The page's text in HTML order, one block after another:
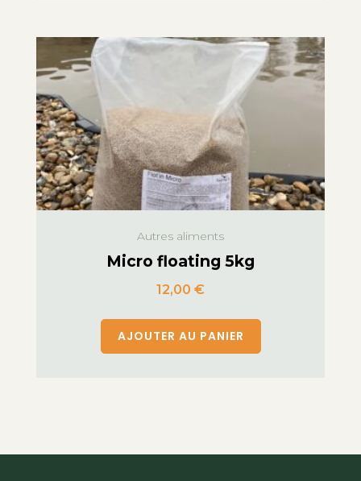
Autres aliments
Micro floating 5kg
12,00 €
AJOUTER AU PANIER